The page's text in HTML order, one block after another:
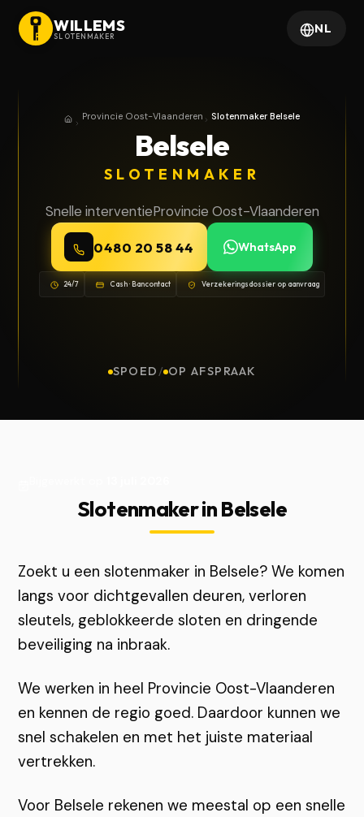
WILLEMS
SLOTENMAKER NL
HomeProvincie Oost-Vlaanderen
Provincie Oost-Vlaanderen Slotenmaker Belsele
Belsele
SLOTENMAKER
Snelle interventieProvincie Oost-Vlaanderen
0480 20 58 44 WhatsApp
24/7 Cash · Bancontact Verzekeringsdossier op aanvraag
SPOED / OP AFSPRAAK
Slotenmaker in Belsele
Zoekt u een slotenmaker in Belsele? We komen
langs voor dichtgevallen deuren, verloren
sleutels, geblokkeerde sloten en dringende
beveiliging na inbraak.
We werken in heel Provincie Oost-Vlaanderen
en kennen de regio goed. Daardoor kunnen we
snel schakelen en met het juiste materiaal
vertrekken.
Voor Belsele rekenen we meestal op een snelle